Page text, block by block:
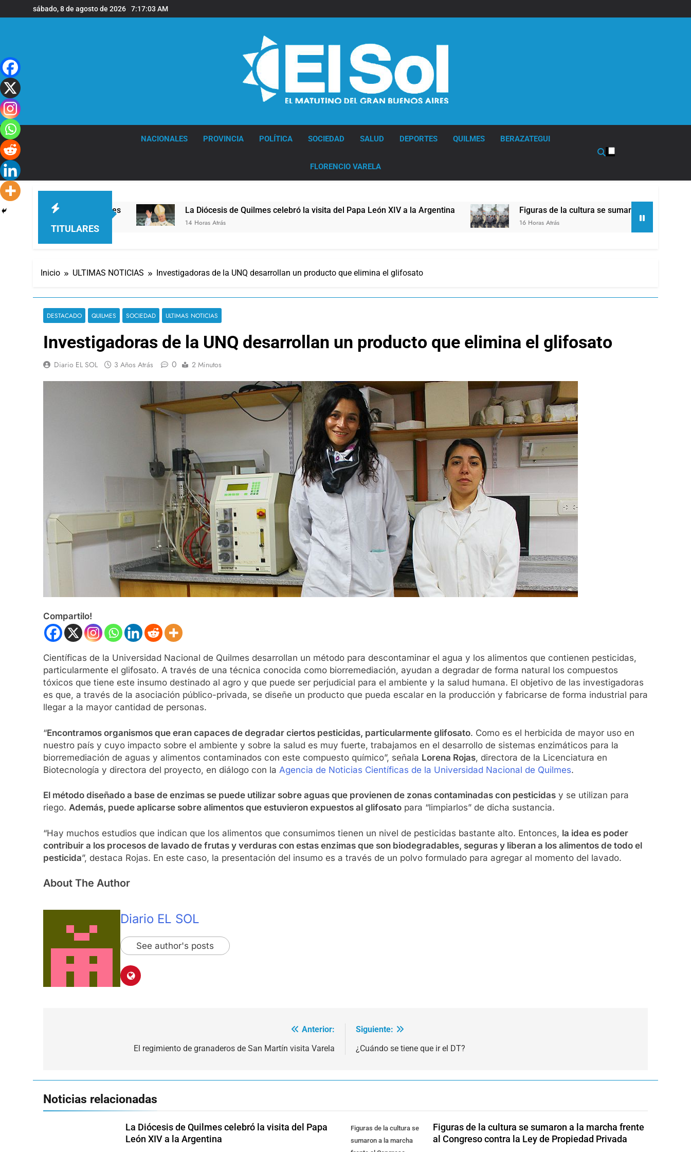
al
sábado, 8 de agosto de 2026 7:17:04 AM
NACIONALES PROVINCIA POLÍTICA SOCIEDAD SALUD DEPORTES QUILMES BERAZATEGUI
FLORENCIO VARELA
TITULARES
sede de Quilmes La Diócesis de Quilmes celebró la visita del Papa León XIV a la Argentina
14 Horas Atrás
Figuras de la cultura se sumaron a la marcha frente al
16 Horas Atrás
Inicio ULTIMAS NOTICIAS Investigadoras de la UNQ desarrollan un producto que elimina el glifosato
DESTACADO QUILMES SOCIEDAD ULTIMAS NOTICIAS
Investigadoras de la UNQ desarrollan un producto que elimina el glifosato
Diario EL SOL 3 Años Atrás 0 2 Minutos
Compartilo!
Científicas de la Universidad Nacional de Quilmes desarrollan un método para descontaminar el agua y los alimentos que contienen pesticidas,
particularmente el glifosato. A través de una técnica conocida como biorremediación, ayudan a degradar de forma natural los compuestos
tóxicos que tiene este insumo destinado al agro y que puede ser perjudicial para el ambiente y la salud humana. El objetivo de las investigadoras
es que, a través de la asociación público-privada, se diseñe un producto que pueda escalar en la producción y fabricarse de forma industrial para
llegar a la mayor cantidad de personas.
“Encontramos organismos que eran capaces de degradar ciertos pesticidas, particularmente glifosato. Como es el herbicida de mayor uso en
nuestro país y cuyo impacto sobre el ambiente y sobre la salud es muy fuerte, trabajamos en el desarrollo de sistemas enzimáticos para la
biorremediación de aguas y alimentos contaminados con este compuesto químico”, señala Lorena Rojas, directora de la Licenciatura en
Biotecnología y directora del proyecto, en diálogo con la Agencia de Noticias Científicas de la Universidad Nacional de Quilmes.
El método diseñado a base de enzimas se puede utilizar sobre aguas que provienen de zonas contaminadas con pesticidas y se utilizan para
riego. Además, puede aplicarse sobre alimentos que estuvieron expuestos al glifosato para “limpiarlos” de dicha sustancia.
“Hay muchos estudios que indican que los alimentos que consumimos tienen un nivel de pesticidas bastante alto. Entonces, la idea es poder
contribuir a los procesos de lavado de frutas y verduras con estas enzimas que son biodegradables, seguras y liberan a los alimentos de todo el
pesticida”, destaca Rojas. En este caso, la presentación del insumo es a través de un polvo formulado para agregar al momento del lavado.
About The Author
Diario EL SOL
See author's posts
Anterior:
El regimiento de granaderos de San Martín visita Varela
Siguiente:
¿Cuándo se tiene que ir el DT?
Noticias relacionadas
La Diócesis de Quilmes celebró la visita del Papa
León XIV a la Argentina
Figuras de la cultura se
sumaron a la marcha
Figuras de la cultura se sumaron a la marcha frente
al Congreso contra la Ley de Propiedad Privada